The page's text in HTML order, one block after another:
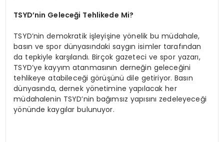
TSYD’nin Geleceği Tehlikede Mi?
TSYD’nin demokratik işleyişine yönelik bu müdahale,
basın ve spor dünyasındaki saygın isimler tarafından
da tepkiyle karşılandı. Birçok gazeteci ve spor yazarı,
TSYD’ye kayyım atanmasının derneğin geleceğini
tehlikeye atabileceği görüşünü dile getiriyor. Basın
dünyasında, dernek yönetimine yapılacak her
müdahalenin TSYD’nin bağımsız yapısını zedeleyeceği
yönünde kaygılar bulunuyor.